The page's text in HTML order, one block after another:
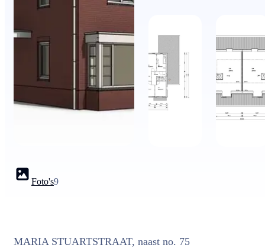
Foto's9
MARIA STUARTSTRAAT, naast no. 75